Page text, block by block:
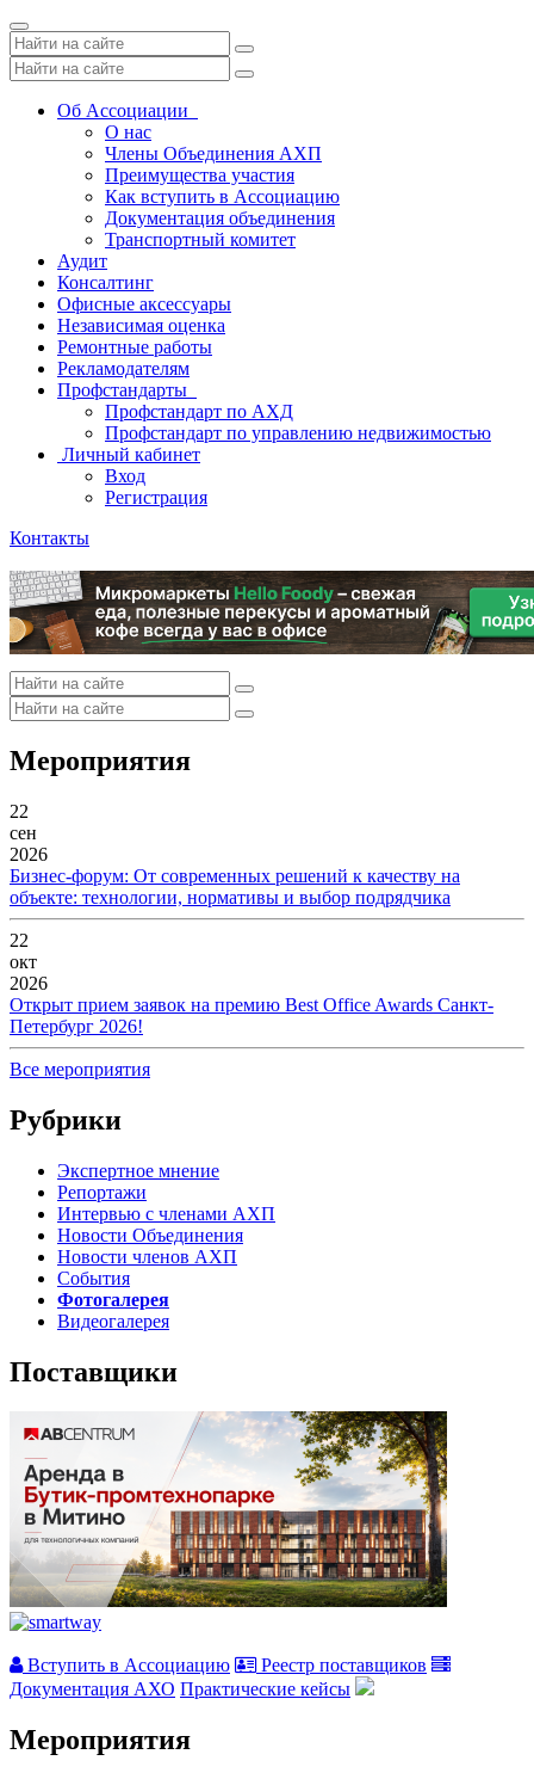
Toggle
navigation
Об Ассоциации
О нас
Члены Объединения АХП
Преимущества участия
Как вступить в Ассоциацию
Документация объединения
Транспортный комитет
Аудит
Консалтинг
Офисные аксессуары
Независимая оценка
Ремонтные работы
Рекламодателям
Профстандарты
Профстандарт по АХД
Профстандарт по управлению недвижимостью
Личный кабинет
Вход
Регистрация
Контакты
Мероприятия
22
сен
2026
Бизнес-форум: От современных решений к качеству на
объекте: технологии, нормативы и выбор подрядчика
22
окт
2026
Открыт прием заявок на премию Best Office Awards Санкт-
Петербург 2026!
Все мероприятия
Рубрики
Экспертное мнение
Репортажи
Интервью с членами АХП
Новости Объединения
Новости членов АХП
События
Фотогалерея
Видеогалерея
Поставщики
Вступить в Ассоциацию
Реестр поставщиков
Документация АХО Практические кейсы
Мероприятия